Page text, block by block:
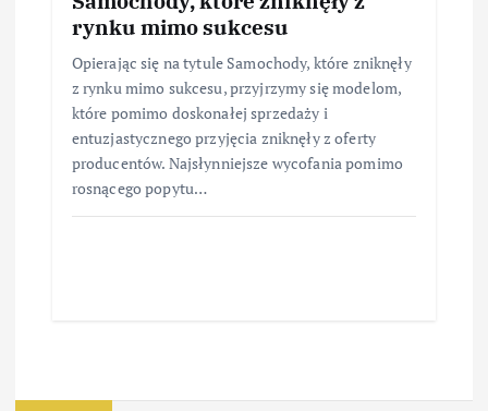
rynku mimo sukcesu
Opierając się na tytule Samochody, które zniknęły
z rynku mimo sukcesu, przyjrzymy się modelom,
które pomimo doskonałej sprzedaży i
entuzjastycznego przyjęcia zniknęły z oferty
producentów. Najsłynniejsze wycofania pomimo
rosnącego popytu…